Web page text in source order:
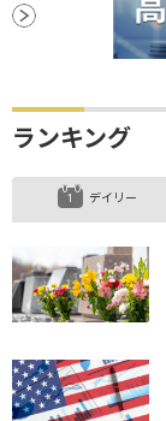
ランキング
デイリー